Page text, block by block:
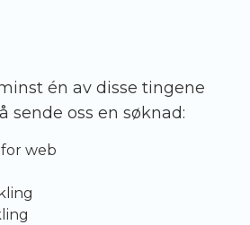
én av disse tingene
sende oss en søknad:
web